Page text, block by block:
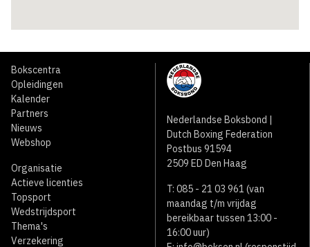
Bokscentra
Opleidingen
Kalender
Partners
Nieuws
Webshop
Organisatie
Actieve licenties
Topsport
Wedstrijdsport
Thema's
Verzekering
Nederlandse Boksbond |
Dutch Boxing Federation
Postbus 91594
2509 ED Den Haag
T: 085 - 21 03 961 (van
maandag t/m vrijdag
bereikbaar tussen 13:00 -
16:00 uur)